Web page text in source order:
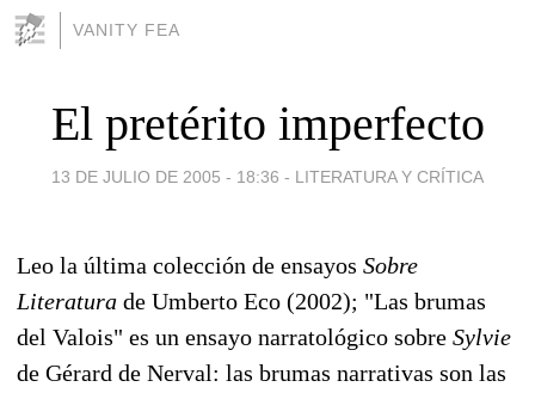
VANITY FEA
El pretérito imperfecto
13 DE JULIO DE 2005 - 18:36 - LITERATURA Y CRÍTICA
Leo la última colección de ensayos Sobre
Literatura de Umberto Eco (2002); "Las brumas
del Valois" es un ensayo narratológico sobre Sylvie
de Gérard de Nerval: las brumas narrativas son las